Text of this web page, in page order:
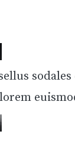
sodales